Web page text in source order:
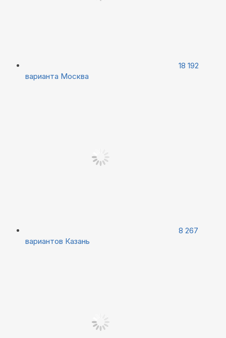
18 192
варианта Москва
8 267
вариантов Казань